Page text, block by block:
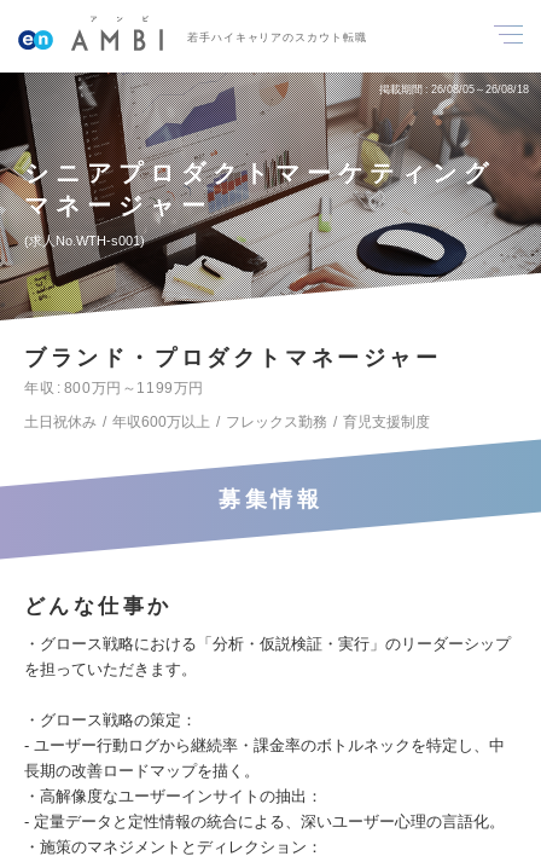
若手ハイキャリアのスカウト転職
掲載期間 26/08/05～26/08/18
シニアプロダクトマーケティング
マネージャー
求人No.WTH-s001
ブランド・プロダクトマネージャー
年収
800万円～1199万円
土日祝休み
年収600万以上 フレックス勤務 育児支援制度
募集情報
どんな仕事か
・グロース戦略における「分析・仮説検証・実行」のリーダーシップ
を担っていただきます。
・グロース戦略の策定：
- ユーザー行動ログから継続率・課金率のボトルネックを特定し、中
長期の改善ロードマップを描く。
・高解像度なユーザーインサイトの抽出：
- 定量データと定性情報の統合による、深いユーザー心理の言語化。
・施策のマネジメントとディレクション：